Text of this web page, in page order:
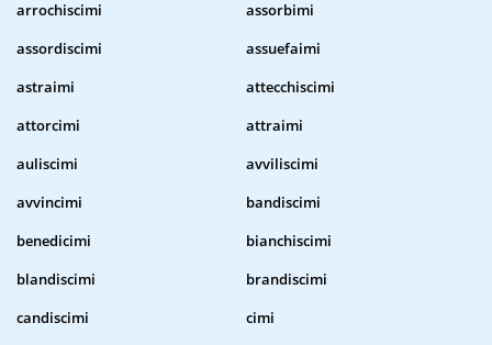
arrochiscimi
assorbimi
assordiscimi
assuefaimi
astraimi
attecchiscimi
attorcimi
attraimi
auliscimi
avviliscimi
avvincimi
bandiscimi
benedicimi
bianchiscimi
blandiscimi
brandiscimi
candiscimi
cimi